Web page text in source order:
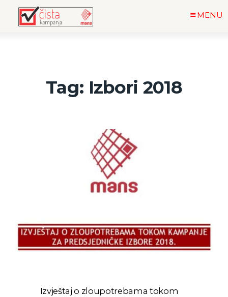
MENU
Tag: Izbori 2018
Izvještaj o zloupotrebama tokom